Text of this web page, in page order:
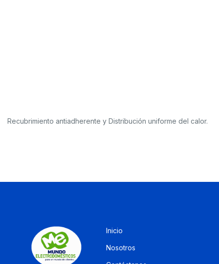
Recubrimiento antiadherente y Distribución uniforme del calor.
Inicio
Nosotros